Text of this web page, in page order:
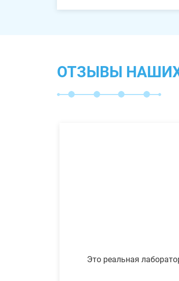
ОТЗЫВЫ
Это реальная